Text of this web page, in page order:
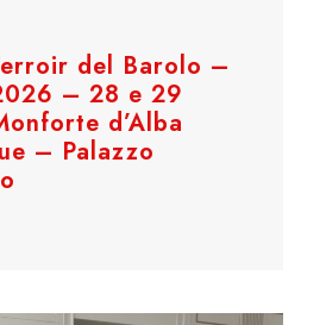
del Barolo –
– 28 e 29
d’Alba
– Palazzo